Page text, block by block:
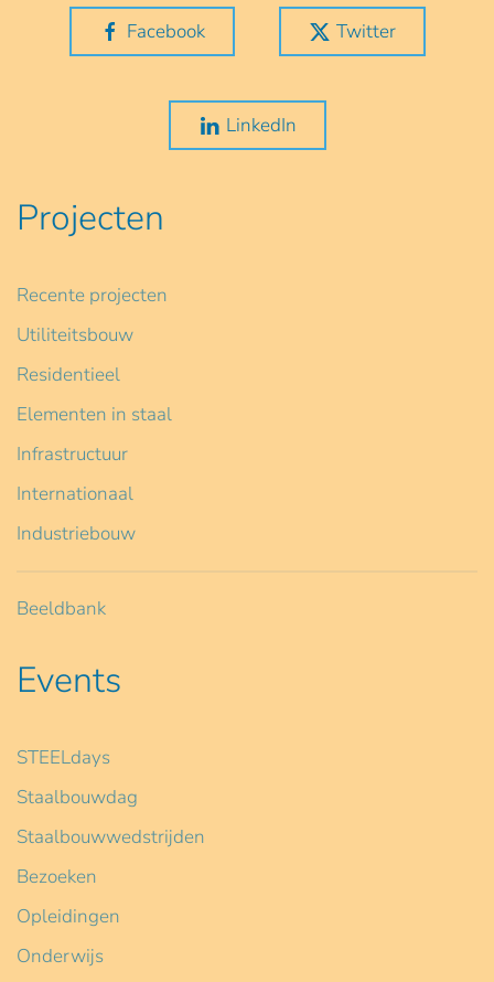
Facebook Twitter
LinkedIn
Projecten
Recente projecten
Utiliteitsbouw
Residentieel
Elementen in staal
Infrastructuur
Internationaal
Industriebouw
Beeldbank
Events
STEELdays
Staalbouwdag
Staalbouwwedstrijden
Bezoeken
Opleidingen
Onderwijs